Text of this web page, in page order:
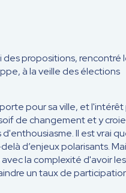
des propositions, rencontré
à la veille des élections
pour sa ville, et
de changement et y
Il est vrai
d’enjeux polarisants.
la complexité d'avoir les
un taux de